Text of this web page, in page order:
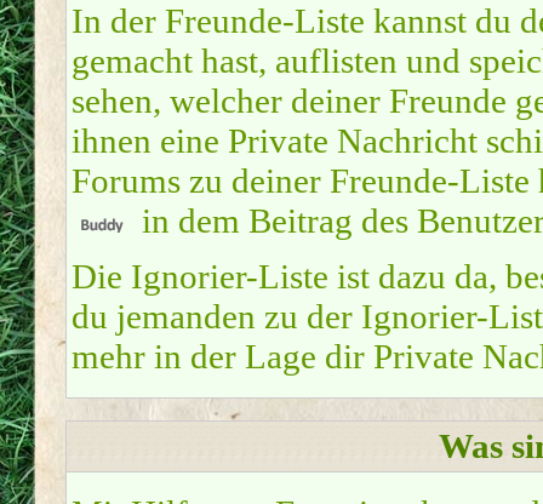
In der Freunde-Liste kannst du
gemacht hast, auflisten und
sehen, welcher deiner Freunde
ihnen eine Private Nachricht
Forums zu deiner Freunde-
in dem Beitrag des
Die Ignorier-Liste ist dazu da,
du jemanden zu der Ignorier-
mehr in der Lage dir Private
Was